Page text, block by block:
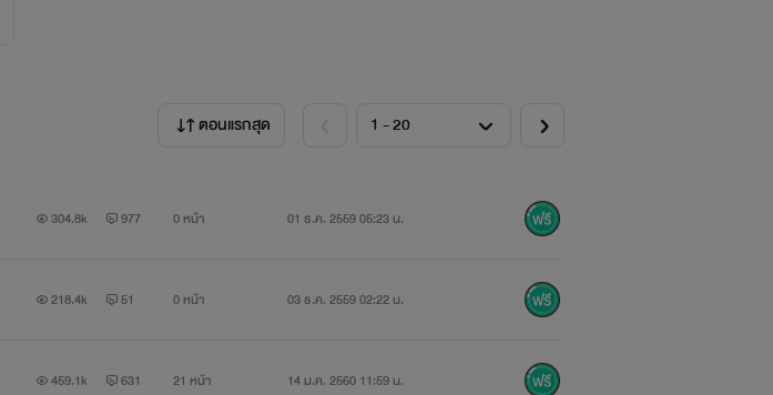
ตอนแรกสุด
304.8k 977 0 หน้า 01 ธ.ค. 2559 05:23 น.
218.4k 51 0 หน้า 03 ธ.ค. 2559 02:22 น.
459.1k 631 21 หน้า 14 ม.ค. 2560 11:59 น.